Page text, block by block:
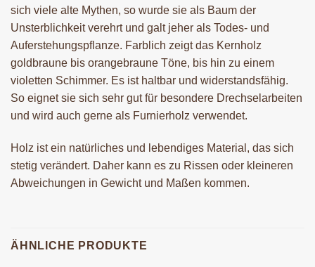
sich viele alte Mythen, so wurde sie als Baum der
Unsterblichkeit verehrt und galt jeher als Todes- und
Auferstehungspflanze. Farblich zeigt das Kernholz
goldbraune bis orangebraune Töne, bis hin zu einem
violetten Schimmer. Es ist haltbar und widerstandsfähig.
So eignet sie sich sehr gut für besondere Drechselarbeiten
und wird auch gerne als Furnierholz verwendet.
Holz ist ein natürliches und lebendiges Material, das sich
stetig verändert. Daher kann es zu Rissen oder kleineren
Abweichungen in Gewicht und Maßen kommen.
ÄHNLICHE PRODUKTE